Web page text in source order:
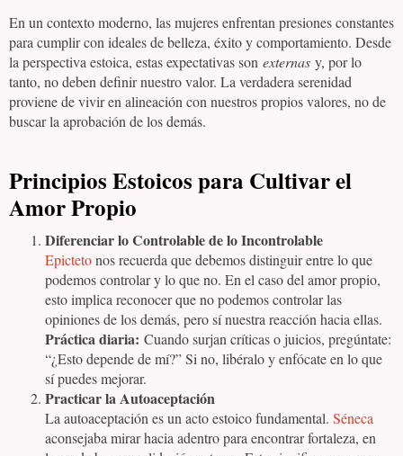
En un contexto moderno, las mujeres enfrentan presiones constantes
para cumplir con ideales de belleza, éxito y comportamiento. Desde
la perspectiva estoica, estas expectativas son externas y, por lo
tanto, no deben definir nuestro valor. La verdadera serenidad
proviene de vivir en alineación con nuestros propios valores, no de
buscar la aprobación de los demás.
Principios Estoicos para Cultivar el
Amor Propio
Diferenciar lo Controlable de lo Incontrolable
Epictetonos recuerda que debemos distinguir entre lo que
podemos controlar y lo que no. En el caso del amor propio,
esto implica reconocer que no podemos controlar las
opiniones de los demás, pero sí nuestra reacción hacia ellas.
Práctica diaria: Cuando surjan críticas o juicios, pregúntate:
“¿Esto depende de mí?” Si no, libéralo y enfócate en lo que
sí puedes mejorar.
Practicar la Autoaceptación
La autoaceptación es un acto estoico fundamental. Séneca
aconsejaba mirar hacia adentro para encontrar fortaleza, en